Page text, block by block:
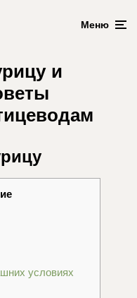
Меню
и
условиях